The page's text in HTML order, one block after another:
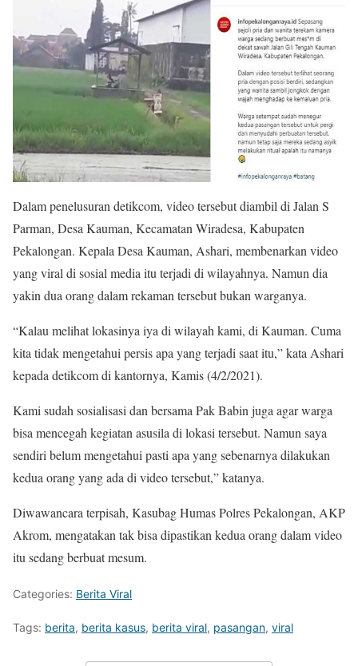
Dalam penelusuran detikcom, video tersebut diambil di Jalan S
Parman, Desa Kauman, Kecamatan Wiradesa, Kabupaten
Pekalongan. Kepala Desa Kauman, Ashari, membenarkan video
yang viral di sosial media itu terjadi di wilayahnya. Namun dia
yakin dua orang dalam rekaman tersebut bukan warganya.
“Kalau melihat lokasinya iya di wilayah kami, di Kauman. Cuma
kita tidak mengetahui persis apa yang terjadi saat itu,” kata Ashari
kepada detikcom di kantornya, Kamis (4/2/2021).
Kami sudah sosialisasi dan bersama Pak Babin juga agar warga
bisa mencegah kegiatan asusila di lokasi tersebut. Namun saya
sendiri belum mengetahui pasti apa yang sebenarnya dilakukan
kedua orang yang ada di video tersebut,” katanya.
Diwawancara terpisah, Kasubag Humas Polres Pekalongan, AKP
Akrom, mengatakan tak bisa dipastikan kedua orang dalam video
itu sedang berbuat mesum.
Categories: Berita Viral
Tags: berita, berita kasus, berita viral, pasangan, viral